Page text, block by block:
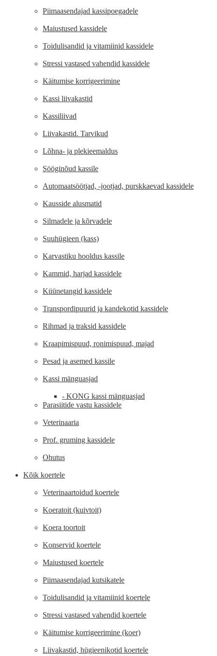
Piimaasendajad kassipoegadele
Maiustused kassidele
Toidulisandid ja vitamiinid kassidele
Stressi vastased vahendid kassidele
Käitumise korrigeerimine
Kassi liivakastid
Kassiliivad
Liivakastid. Tarvikud
Lõhna- ja plekieemaldus
Sööginõud kassile
Automaatsöötjad, -jootjad, purskkaevad kassidele
Kausside alusmatid
Silmadele ja kõrvadele
Suuhügieen (kass)
Karvastiku hooldus kassile
Kammid, harjad kassidele
Küünetangid kassidele
Transpordipuurid ja kandekotid kassidele
Rihmad ja traksid kassidele
Kraapimispuud, ronimispuud, majad
Pesad ja asemed kassile
Kassi mänguasjad
- KONG kassi mänguasjad
Parasiitide vastu kassidele
Veterinaaria
Prof. gruming kassidele
Ohutus
Kõik koertele
Veterinaartoidud koertele
Koeratoit (kuivtoit)
Koera toortoit
Konservid koertele
Maiustused koertele
Piimaasendajad kutsikatele
Toidulisandid ja vitamiinid koertele
Stressi vastased vahendid koertele
Käitumise korrigeerimine (koer)
Liivakastid, hügieenikotid koertele